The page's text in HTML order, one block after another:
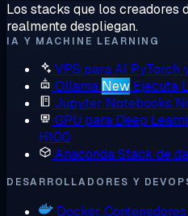
Los stacks que los creadores
realmente despliegan.
IA Y MACHINE LEARNING
VPS para AI PyTorch
Ollama New Ejecuta
Jupyter Notebooks
GPU para Deep
H100
AnacondaStack de
DESARROLLADORES Y
Docker